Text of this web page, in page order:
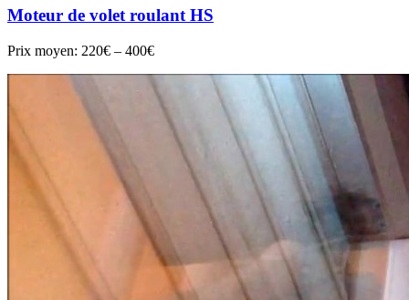
Moteur de volet roulant HS
Prix moyen: 220€ – 400€